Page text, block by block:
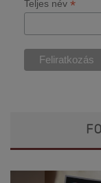
Teljes név *